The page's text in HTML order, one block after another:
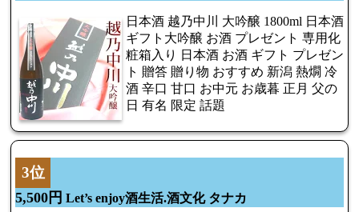
日本酒 越乃中川 大吟醸 1800ml 日本酒
ギフト大吟醸 お酒 プレゼント 専用化
粧箱入り 日本酒 お酒 ギフト プレゼン
ト 贈答 贈り物 おすすめ 新潟 熱燗 冷
酒 辛口 甘口 お中元 お歳暮 正月 父の
日 有名 限定 話題
3位
5,500円 Let’s enjoy酒生活.酒文化 タナカ